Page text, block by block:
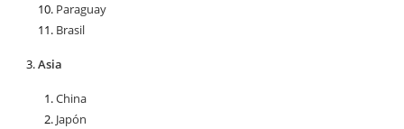
Paraguay
Brasil
Asia
China
Japón